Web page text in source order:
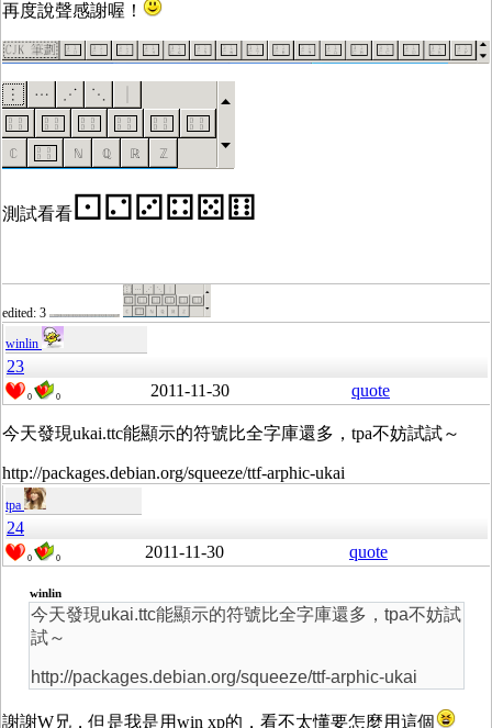
再度說聲感謝喔！
測試看看⚀⚁⚂⚃⚄⚅
edited: 3
winlin
23
0 0 2011-11-30 quote
今天發現ukai.ttc能顯示的符號比全字庫還多，tpa不妨試試～
http://packages.debian.org/squeeze/ttf-arphic-ukai
tpa
24
0 0 2011-11-30 quote
winlin
今天發現ukai.ttc能顯示的符號比全字庫還多，tpa不妨試
試～
http://packages.debian.org/squeeze/ttf-arphic-ukai
謝謝W兄，但是我是用win xp的，看不太懂要怎麼用這個